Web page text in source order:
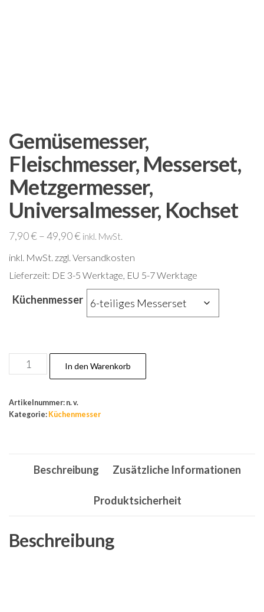
Gemüsemesser,
Fleischmesser, Messerset,
Metzgermesser,
Universalmesser, Kochset
7,90€–49,90€ inkl. MwSt.
inkl. MwSt. zzgl. Versandkosten
Lieferzeit: DE 3-5 Werktage, EU 5-7 Werktage
Küchenmesser
Gemüsemesser,
Fleischmesser,
Metzgermesser,
In den Warenkorb
Artikelnummer: n. v.
Kategorie: Küchenmesser
Beschreibung Zusätzliche Informationen
Produktsicherheit
Beschreibung